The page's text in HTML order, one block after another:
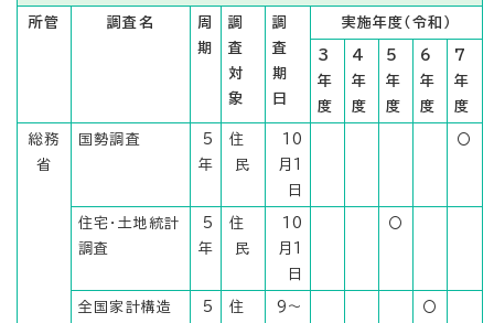
所管 調査名
周
期
調
査
対
象
調
査
期
日
実施年度（令和）
3
年
度
4
年
度
5
年
度
6
年
度
7
年
度
総務
省
国勢調査
5
年
住
民
10
月1
日
〇
住宅・土地統計
調査
5
年
住
民
10
月1
日
〇
全国家計構造
5
住
9～
〇